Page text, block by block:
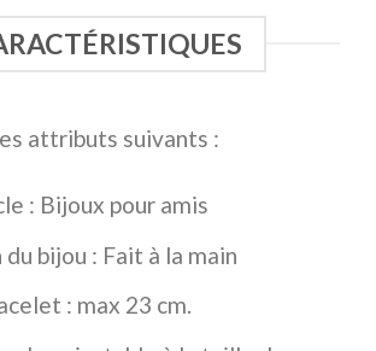
attributs suivants :
: Bijoux pour amis
bijou : Fait à la main
: max 23 cm.